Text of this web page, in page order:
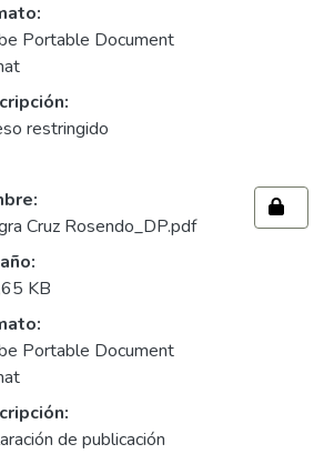
Portable Document
restringido
Cruz Rosendo_DP.pdf
KB
Portable Document
de publicación